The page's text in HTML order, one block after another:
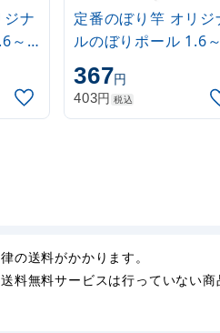
ナ
～
定番のぼり竿 オリジ
ルのぼりポール 1.6～
3m 伸縮式 黒
(30537BLK)
367円
403円 税込
の送料がかかります。
料無料サービスは行っていない商